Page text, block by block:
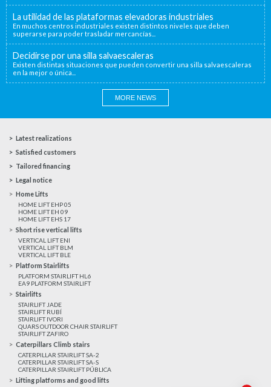
La utilidad de las plataformas elevadoras industriales
En muchos centros industriales existen distintos niveles que deben
superarse para poder trasladar mercancías...
Decidirse por una silla salvaescaleras
Existen distintas situaciones que pueden convertir una silla salvaescaleras
en la mejor o única...
MORE NEWS
Latest realizations
Satisfied customers
Tailored financing
Legal notice
Home Lifts
HOME LIFT EHP 05
HOME LIFT EH 09
HOME LIFT EHS 17
Short rise vertical lifts
VERTICAL LIFT ENI
VERTICAL LIFT BLM
VERTICAL LIFT BLE
Platform Stairlifts
PLATFORM STAIRLIFT HL6
EA9 PLATFORM STAIRLIFT
Stairlifts
STAIRLIFT JADE
STAIRLIFT RUBÍ
STAIRLIFT IVORI
QUARS OUTDOOR CHAIR STAIRLIFT
STAIRLIFT ZAFIRO
Caterpillars Climb stairs
CATERPILLAR STAIRLIFT SA-2
CATERPILLAR STAIRLIFT SA-S
CATERPILLAR STAIRLIFT PÚBLICA
Lifting platforms and good lifts